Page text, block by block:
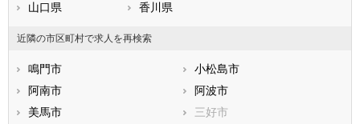
山口県
香川県
近隣の市区町村で求人を再検索
鳴門市
小松島市
阿南市
阿波市
美馬市
三好市